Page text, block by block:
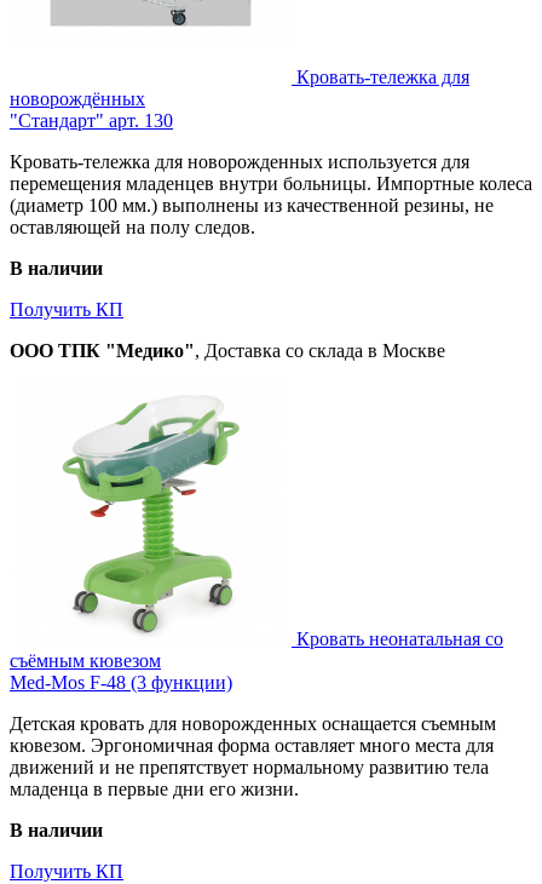
Кровать-тележка для
новорождённых
"Стандарт" арт. 130
Кровать-тележка для новорожденных используется для
перемещения младенцев внутри больницы. Импортные колеса
(диаметр 100 мм.) выполнены из качественной резины, не
оставляющей на полу следов.
В наличии
Получить КП
ООО ТПК "Медико", Доставка со склада в Москве
Кровать неонатальная со
съёмным кювезом
Med-Mos F-48 (3 функции)
Детская кровать для новорожденных оснащается съемным
кювезом. Эргономичная форма оставляет много места для
движений и не препятствует нормальному развитию тела
младенца в первые дни его жизни.
В наличии
Получить КП